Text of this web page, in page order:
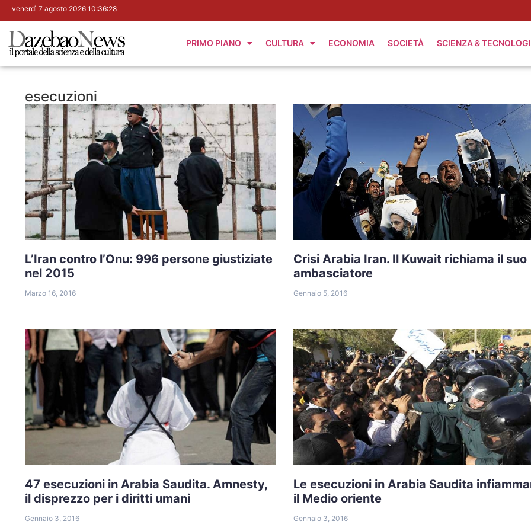
venerdì 7 agosto 2026 10:36:29
PRIMO PIANO CULTURA ECONOMIA SOCIETÀ SCIENZA &
esecuzioni
L’Iran contro l’Onu: 996 persone giustiziate
nel 2015
Marzo 16, 2016
Crisi Arabia Iran. Il Kuwait richiama il suo
ambasciatore
Gennaio 5, 2016
47 esecuzioni in Arabia Saudita. Amnesty,
il disprezzo per i diritti umani
Gennaio 3, 2016
Le esecuzioni in Arabia Saudita
il Medio oriente
Gennaio 3, 2016